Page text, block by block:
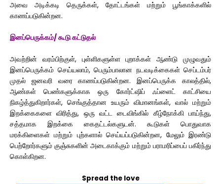
அவை அடிக்கடி தெருக்கள், தோட்டங்கள் மற்றும் பூங்காக்களில்
காணப்படுகின்றன.
இனப்பெருக்கம்/ கூடு கட்டுதல்
அவற்றின் வரம்பிற்குள், புள்ளிகளுள்ள புறாக்கள் ஆண்டு முழுவதும்
இனப்பெருக்கம் செய்யலாம், பெரும்பாலான நடவடிக்கைகள் செப்டம்பர்
முதல் ஜனவரி வரை காணப்படுகின்றன. இனப்பெருக்க காலத்தில்,
ஆண்கள் பெண்களுக்காக ஒரு கோர்ட்ஷிப் ஃப்ளைட் காட்சியை
நிகழ்த்துகிறார்கள், செங்குத்தான உயரும் விமானங்கள், வால் மற்றும்
இறக்கைகளை விரித்து, ஒரு வட்ட டைவிங்கில் கீழ்நோக்கி பாய்ந்து,
சத்தமாக இறக்கை கைதட்டல்களுடன். கூடுகள் பொதுவாக
மரக்கிளைகள் மற்றும் புற்களால் செய்யப்படுகின்றன, மேலும் இரண்டு
பெற்றோர்களும் குஞ்சுகளின் அடைகாக்கும் மற்றும் பராமரிப்பைப் பகிர்ந்து
கொள்கிறன.
Spread the love